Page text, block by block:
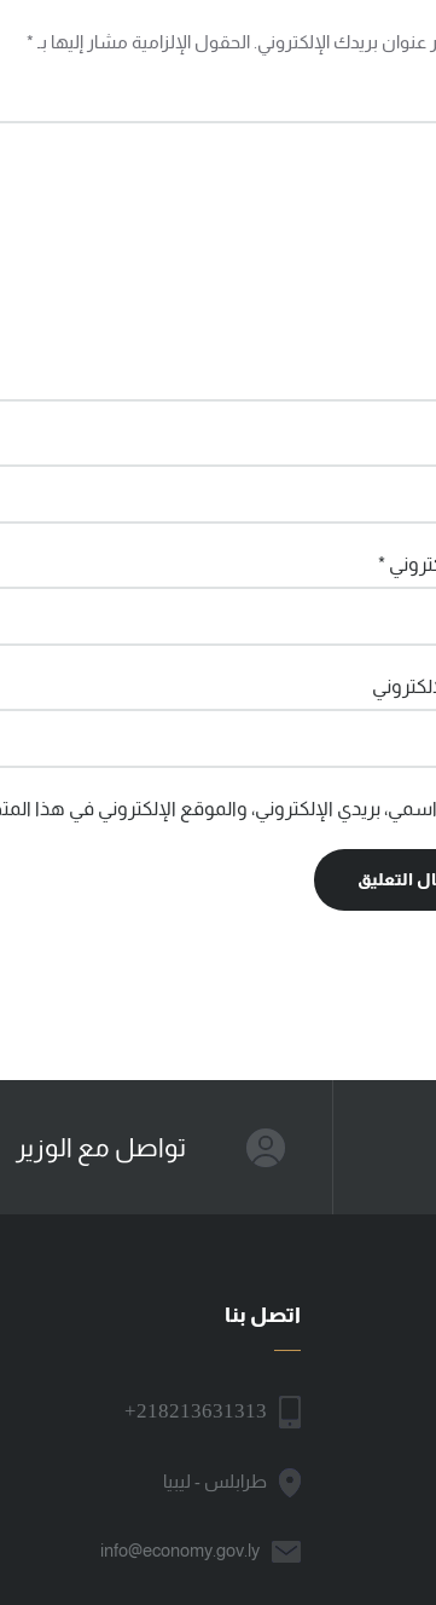
بريدك الإلكتروني. الحقول الإلزامية مشار إليها بـ *
*
بريدي الإلكتروني، والموقع الإلكتروني في هذا
التعليق
تواصل مع الوزير
اتصل بنا
+218213631313
طرابلس - ليبيا
info@economy.gov.ly